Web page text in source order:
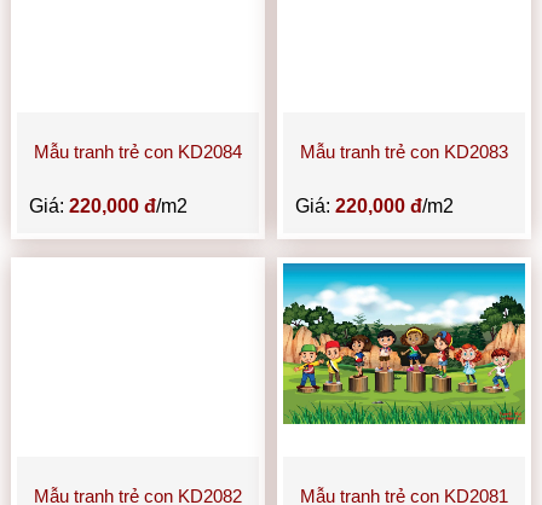
Mẫu tranh trẻ con KD2084
Giá:220,000 đ/m2
Mẫu tranh trẻ con KD2083
Giá: 220,000 đ/m2
Mẫu tranh trẻ con KD2082 Mẫu tranh trẻ con KD2081